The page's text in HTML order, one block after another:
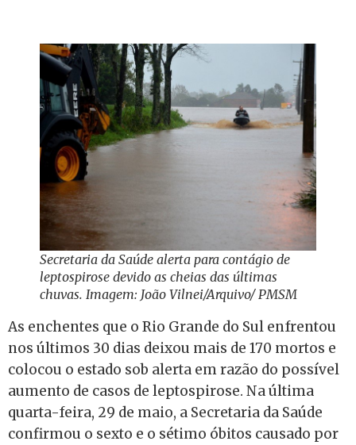
Secretaria da Saúde alerta para contágio de
leptospirose devido as cheias das últimas
chuvas. Imagem: João Vilnei/Arquivo/ PMSM
As enchentes que o Rio Grande do Sul enfrentou
nos últimos 30 dias deixou mais de 170 mortos e
colocou o estado sob alerta em razão do possível
aumento de casos de leptospirose. Na última
quarta-feira, 29 de maio, a Secretaria da Saúde
confirmou o sexto e o sétimo óbitos causado por